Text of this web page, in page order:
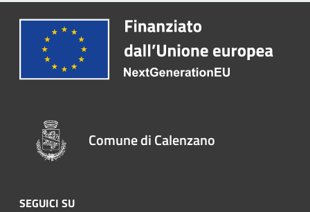
Comune di Calenzano
SEGUICI SU